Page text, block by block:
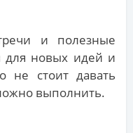
и полезные
для новых идей и
не стоит давать
выполнить.